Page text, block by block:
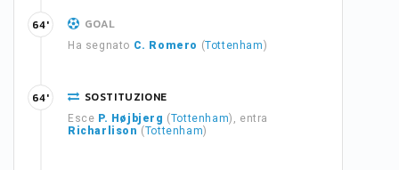
GOAL
Ha segnato C. Romero (Tottenham)
64'
SOSTITUZIONE
Esce P. Højbjerg (Tottenham), entra
Richarlison (Tottenham)
64'